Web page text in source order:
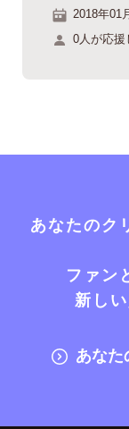
2018年01
0人が応援
あなたのク
ファン
新し
あな